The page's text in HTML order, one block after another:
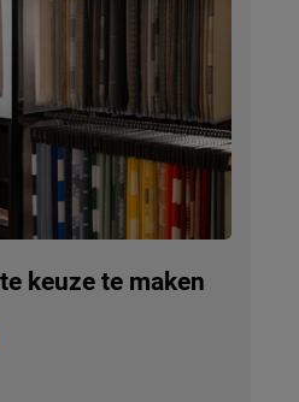
keuze te maken